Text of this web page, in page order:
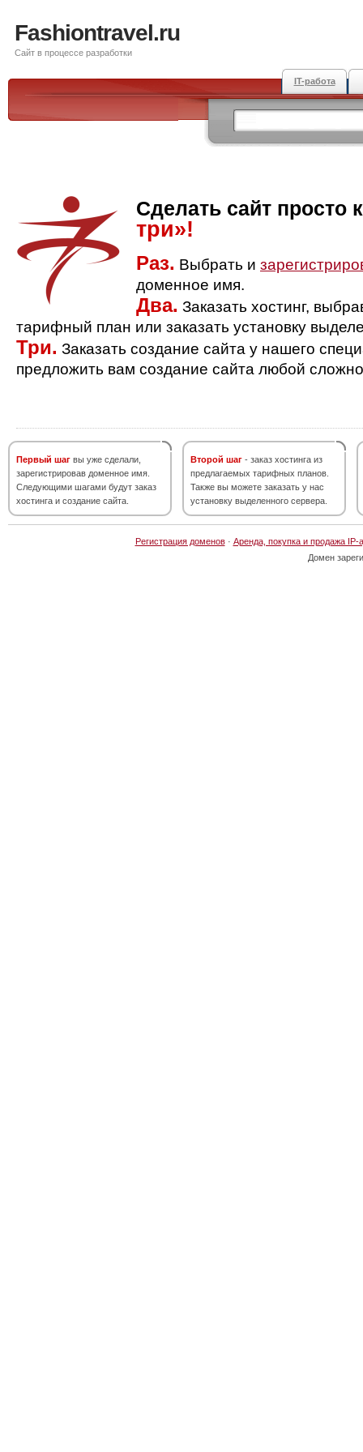
Fashiontravel.ru
Сайт в процессе разработки
IT-работа
Сделать сайт просто
три»!
Раз. Выбрать и
доменное имя.
Два. Заказать хостинг,
тарифный план или заказать установку
Три. Заказать создание сайта у нашего
предложить вам создание сайта любой
Первый шаг вы уже сделали,
зарегистрировав доменное имя.
Следующими шагами будут заказ
хостинга и создание сайта.
Второй шаг - заказ хостинга из
предлагаемых тарифных планов.
Также вы можете заказать у нас
установку выделенного сервера.
Регистрация доменов· Аренда, покупка и продажа IP-
Домен